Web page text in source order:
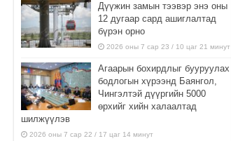
Дүүжин замын тээвэр энэ оны
12 дугаар сард ашиглалтад
бүрэн орно
2026 оны 7 сар 23 / 10 цаг 21 минут
Агаарын бохирдлыг бууруулах
бодлогын хүрээнд Баянгол,
Чингэлтэй дүүргийн 5000
өрхийг хийн халаалтад
шилжүүлэв
2026 оны 7 сар 22 / 17 цаг 14 минут